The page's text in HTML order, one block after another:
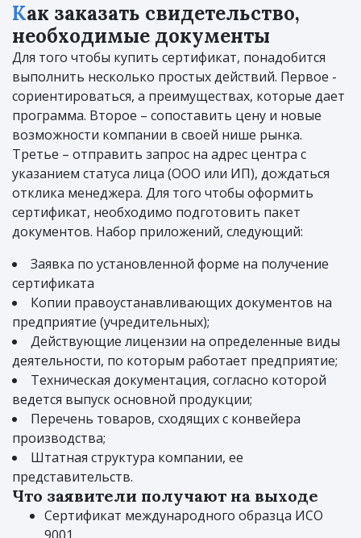
Как заказать свидетельство,
необходимые документы
Для того чтобы купить сертификат, понадобится
выполнить несколько простых действий. Первое -
сориентироваться, а преимуществах, которые дает
программа. Второе – сопоставить цену и новые
возможности компании в своей нише рынка.
Третье – отправить запрос на адрес центра с
указанием статуса лица (ООО или ИП), дождаться
отклика менеджера. Для того чтобы оформить
сертификат, необходимо подготовить пакет
документов. Набор приложений, следующий:
Заявка по установленной форме на получение
сертификата
Копии правоустанавливающих документов на
предприятие (учредительных);
Действующие лицензии на определенные виды
деятельности, по которым работает предприятие;
Техническая документация, согласно которой
ведется выпуск основной продукции;
Перечень товаров, сходящих с конвейера
производства;
Штатная структура компании, ее
представительств.
Что заявители получают на выходе
Сертификат международного образца ИСО